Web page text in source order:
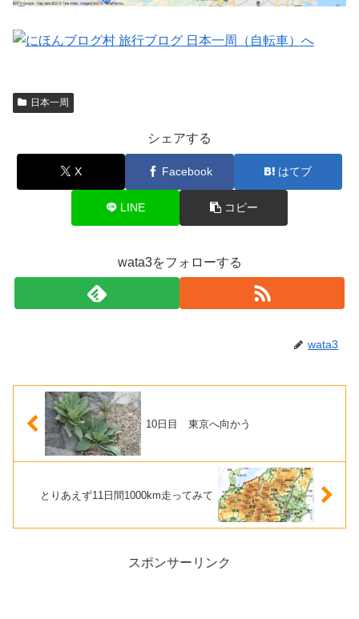
日本一周
シェアする
X Facebook はてブ
LINE コピー
wata3をフォローする
wata3
10日目 東京へ向かう
とりあえず11日間1000km走ってみて
スポンサーリンク